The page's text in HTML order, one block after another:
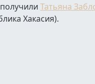
Татьяна
Хакасия).